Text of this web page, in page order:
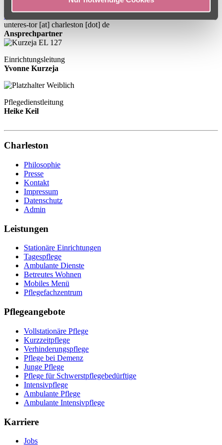
09521 9540305
unteres-tor[at] charleston [dot] de
Ansprechpartner
Einrichtungsleitung
Yvonne Kurzeja
Pflegedienstleitung
Heike Keil
Charleston
Philosophie
Presse
Kontakt
Impressum
Datenschutz
Admin
Leistungen
Stationäre Einrichtungen
Tagespflege
Ambulante Dienste
Betreutes Wohnen
Mobiles Menü
Pflegefachzentrum
Pflegeangebote
Vollstationäre Pflege
Kurzzeitpflege
Verhinderungspflege
Pflege bei Demenz
Junge Pflege
Pflege für Schwerstpflegebedürftige
Intensivpflege
Ambulante Pflege
Ambulante Intensivpflege
Karriere
Jobs